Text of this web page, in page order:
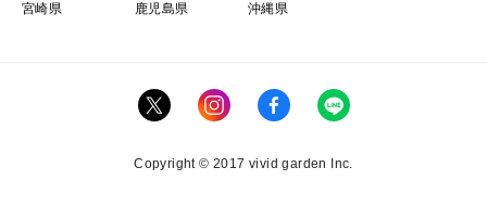
宮崎県
鹿児島県 沖縄県
Copyright © 2017 vivid garden Inc.